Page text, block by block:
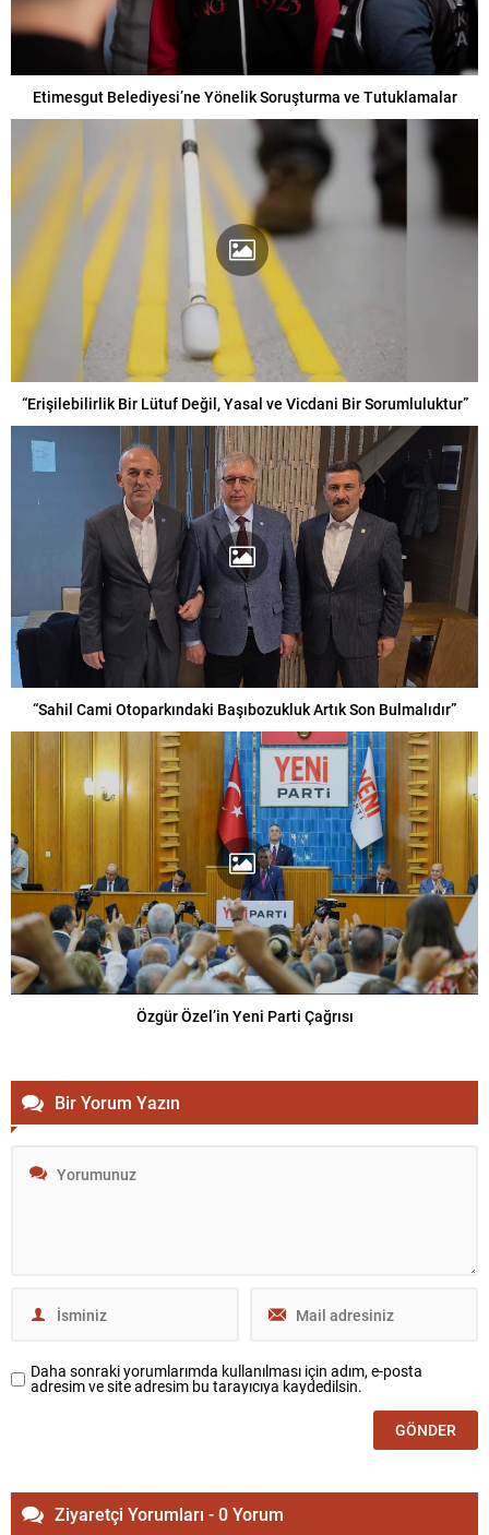
Etimesgut Belediyesi’ne Yönelik Soruşturma ve Tutuklamalar
“Erişilebilirlik Bir Lütuf Değil, Yasal ve Vicdani Bir Sorumluluktur”
“Sahil Cami Otoparkındaki Başıbozukluk Artık Son Bulmalıdır”
Özgür Özel’in Yeni Parti Çağrısı
Bir Yorum Yazın
Daha sonraki yorumlarımda kullanılması için adım, e-posta
adresim ve site adresim bu tarayıcıya kaydedilsin.
Ziyaretçi Yorumları - 0 Yorum